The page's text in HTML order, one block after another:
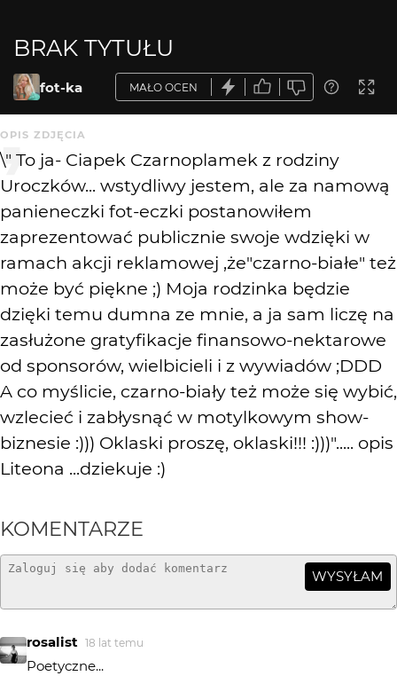
BRAK TYTUŁU
fot-ka MAŁO OCEN
OPIS ZDJĘCIA
\" To ja- Ciapek Czarnoplamek z rodziny
Uroczków... wstydliwy jestem, ale za namową
panieneczki fot-eczki postanowiłem
zaprezentować publicznie swoje wdzięki w
ramach akcji reklamowej ,że"czarno-białe" też
może być piękne ;) Moja rodzinka będzie
dzięki temu dumna ze mnie, a ja sam liczę na
zasłużone gratyfikacje finansowo-nektarowe
od sponsorów, wielbicieli i z wywiadów ;DDD
A co myślicie, czarno-biały też może się wybić,
wzlecieć i zabłysnąć w motylkowym show-
biznesie :))) Oklaski proszę, oklaski!!! :)))"..... opis
Liteona ...dziekuje :)
KOMENTARZE
WYSYŁAM
rosalist 18 lat temu
Poetyczne...